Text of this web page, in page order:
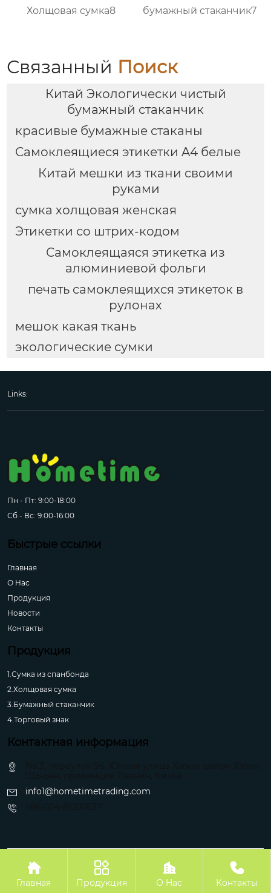
Холщовая сумка8 бумажный стаканчик7
Связанный Поиск
Китай Экологически чистый
бумажный стаканчик
красивые бумажные стаканы
Самоклеящиеся этикетки A4 белые
Китай мешки из ткани своими
руками
сумка холщовая женская
Этикетки со штрих-кодом
Самоклеящаяся этикетка из
алюминиевой фольги
печать самоклеящихся этикеток в
рулонах
мешок какая ткань
экологические сумки
Links:
Пн - Пт: 9:00-18:00
Сб - Вс: 9:00-16:00
Быстрые ссылки
Главная
О Hас
Продукция
Новости
Контакты
Продукция
1.Сумка из спанбонда
2.Холщовая сумка
3.Бумажный стаканчик
4.Торговый знак
Контактная информация
info1@hometimetrading.com
Авторское право©Шэньян Хуэйфэнтай Импорт и Экспорт Ко.

Главная

Продукция

О Hас

Контакты